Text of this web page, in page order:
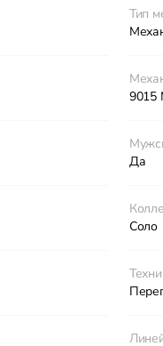
Тип
9015
Да
Соло